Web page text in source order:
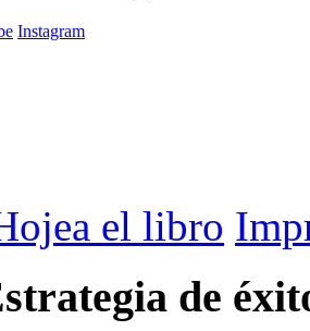
Instagram
el libro
de